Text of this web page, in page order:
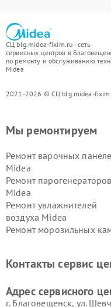
СЦ blg.midea-fixim.ru - сеть
сервисных центров в
по ремонту и обслуживанию
Midea
2021-2026 © СЦ blg.midea-
Мы ремонтируем
Ремонт варочных
Midea
Ремонт парогенераторов
Midea
Ремонт увлажнителей
воздуха Midea
Ремонт морозильных
пылесосов Midea
Контакты сервис
Адрес сервисного
г. Благовещенск, ул.